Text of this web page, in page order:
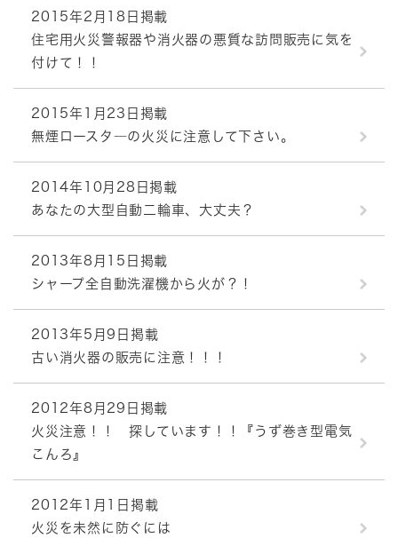
2015年2月18日掲載
住宅用火災警報器や消火器の悪質な訪問販売に気を
付けて！！
2015年1月23日掲載
無煙ロースタ―の火災に注意して下さい。
2014年10月28日掲載
あなたの大型自動二輪車、大丈夫？
2013年8月15日掲載
シャープ全自動洗濯機から火が？！
2013年5月9日掲載
古い消火器の販売に注意！！！
2012年8月29日掲載
火災注意！！ 探しています！！『うず巻き型電気
こんろ』
2012年1月1日掲載
火災を未然に防ぐには